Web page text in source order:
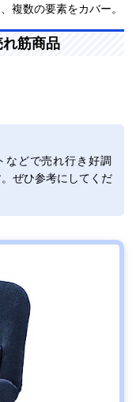
複数の要素をカバー。
筋商品
などで売れ行き好調
ぜひ参考にしてくだ